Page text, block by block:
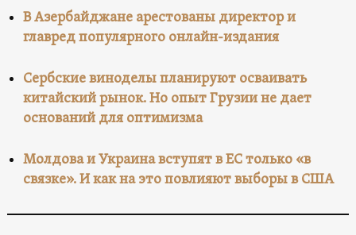
В Азербайджане арестованы директор и
главред популярного онлайн-издания
Сербские виноделы планируют осваивать
китайский рынок. Но опыт Грузии не дает
оснований для оптимизма
Молдова и Украина вступят в ЕС только «в
связке». И как на это повлияют выборы в США